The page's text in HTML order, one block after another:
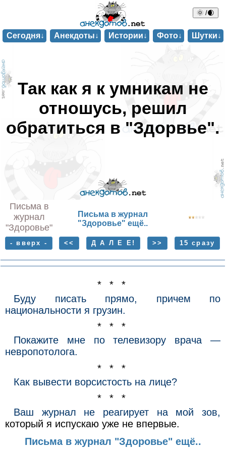
🌞 /🌒
Сегодня↓ Анекдоты↓ Истории↓ Фото↓ Шутки↓
Так как я к умникам не
отношусь, решил
обратиться в "Здорвье".
Письма в
журнал
"Здоровье"
Письма в журнал
"Здоровье" ещё..
- вверх - << Д А Л Е Е! >> 15 сразу
* * *
Буду писать прямо, причем по
национальности я грузин.
* * *
Покажите мне по телевизору врача —
невропотолога.
* * *
Как вывести ворсистость на лице?
* * *
Ваш журнал не реагирует на мой зов,
который я испускаю уже не впервые.
Письма в журнал "Здоровье" ещё..